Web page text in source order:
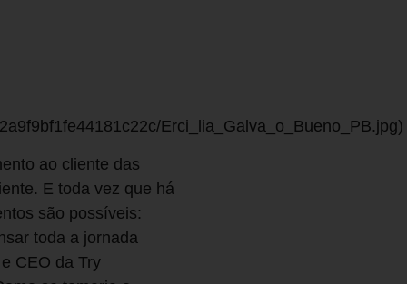
Erci_lia_Galva_o_Bueno_PB.jpg)
ao cliente das
E toda vez que há
são possíveis:
toda a jornada
CEO da Try